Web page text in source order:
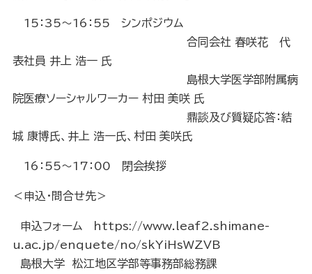
15：35～16：55 シンポジウム
合同会社 春咲花 代
表社員 井上 浩一 氏
島根大学医学部附属病
院医療ソーシャルワーカー 村田 美咲 氏
鼎談及び質疑応答：結
城 康博氏、井上 浩一氏、村田 美咲氏
16：55～17：00 閉会挨拶
＜申込・問合せ先＞
申込フォーム
https://www.leaf2.shimane-
u.ac.jp/enquete/no/skYiHsWZVB
島根大学 松江地区学部等事務部総務課